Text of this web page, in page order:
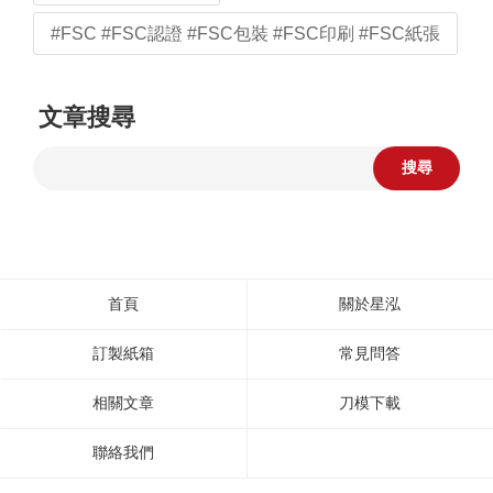
#FSC #FSC認證 #FSC包裝 #FSC印刷 #FSC紙張
文章搜尋
搜尋
首頁 關於星泓
訂製紙箱 常見問答
相關文章 刀模下載
聯絡我們